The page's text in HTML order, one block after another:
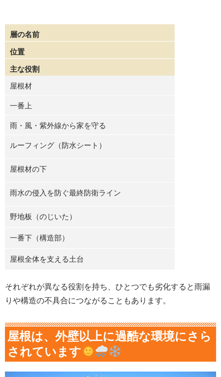
層の名前
位置
主な役割
屋根材
一番上
雨・風・紫外線から家を守る
ルーフィング（防水シート）
屋根材の下
雨水の侵入を防ぐ最終防衛ライン
野地板（のじいた）
一番下（構造部）
屋根全体を支える土台
それぞれが異なる役割を持ち、ひとつでも劣化すると雨漏
りや構造の不具合につながることもあります。
屋根は、外壁以上に過酷な環境にさら
されています